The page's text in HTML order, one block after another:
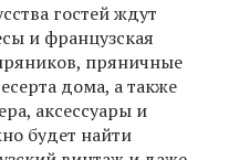
гостей ждут
и французская
пряничные
дома, а также
аксессуары и
будет найти